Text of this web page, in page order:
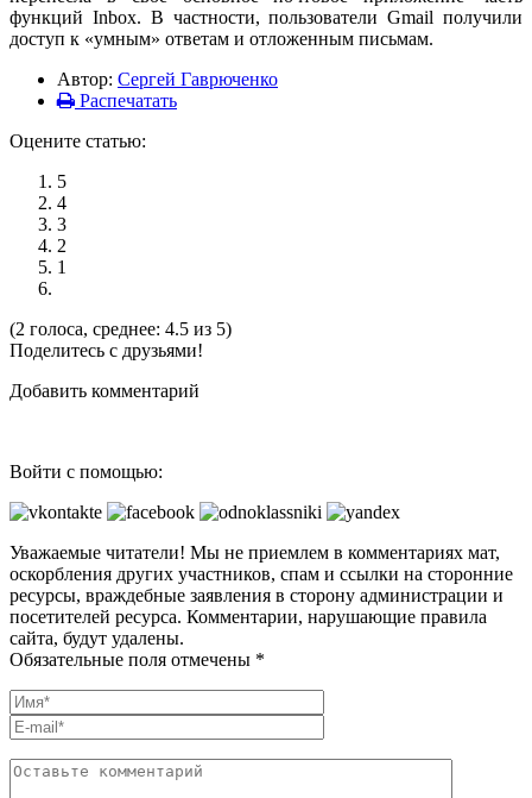
функций Inbox. В частности, пользователи Gmail получили
доступ к «умным» ответам и отложенным письмам.
Автор: Сергей Гаврюченко
Распечатать
Оцените статью:
5
4
3
2
1
(2 голоса, среднее: 4.5 из 5)
Поделитесь с друзьями!
Добавить комментарий
Войти с помощью:
Уважаемые читатели! Мы не приемлем в комментариях мат,
оскорбления других участников, спам и ссылки на сторонние
ресурсы, враждебные заявления в сторону администрации и
посетителей ресурса. Комментарии, нарушающие правила
сайта, будут удалены.
Обязательные поля отмечены *